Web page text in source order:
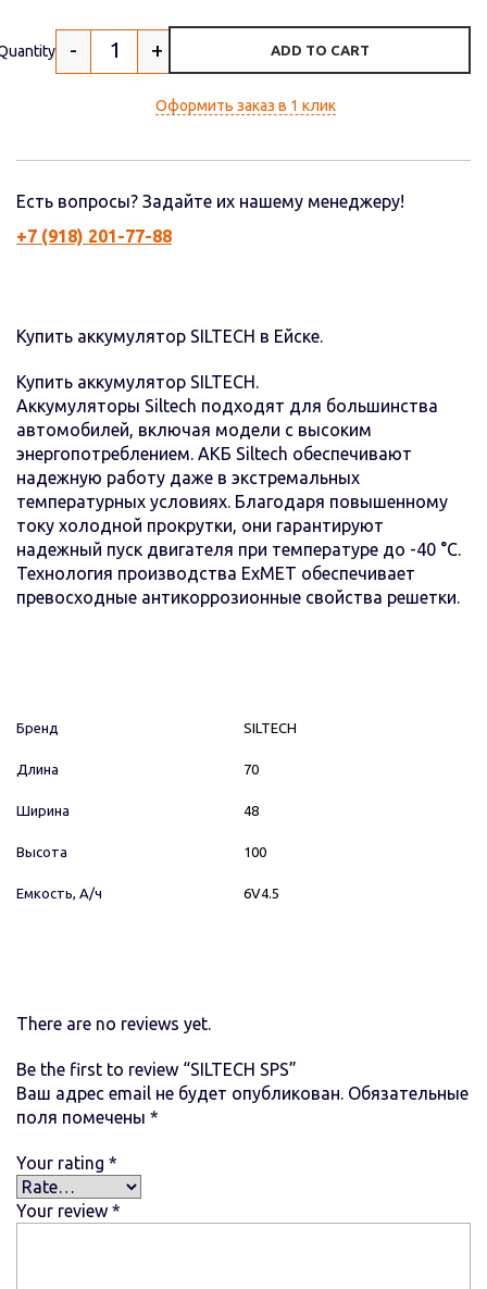
- + ADD TO CART
Оформить заказ в 1 клик
Есть вопросы? Задайте их нашему менеджеру!
+7 (918) 201-77-88
Купить аккумулятор SILTECH в Ейске.
Купить аккумулятор SILTECH.
Аккумуляторы Siltech подходят для большинства
автомобилей, включая модели с высоким
энергопотреблением. АКБ Siltech обеспечивают
надежную работу даже в экстремальных
температурных условиях. Благодаря повышенному
току холодной прокрутки, они гарантируют
надежный пуск двигателя при температуре до -40 °C.
Технология производства ExMET обеспечивает
превосходные антикоррозионные свойства решетки.
Бренд SILTECH
Длина 70
Ширина 48
Высота 100
Емкость, А/ч 6V4.5
There are no reviews yet.
Be the first to review “SILTECH SPS”
Ваш адрес email не будет опубликован. Обязательные
поля помечены *
Your rating *
Your review *